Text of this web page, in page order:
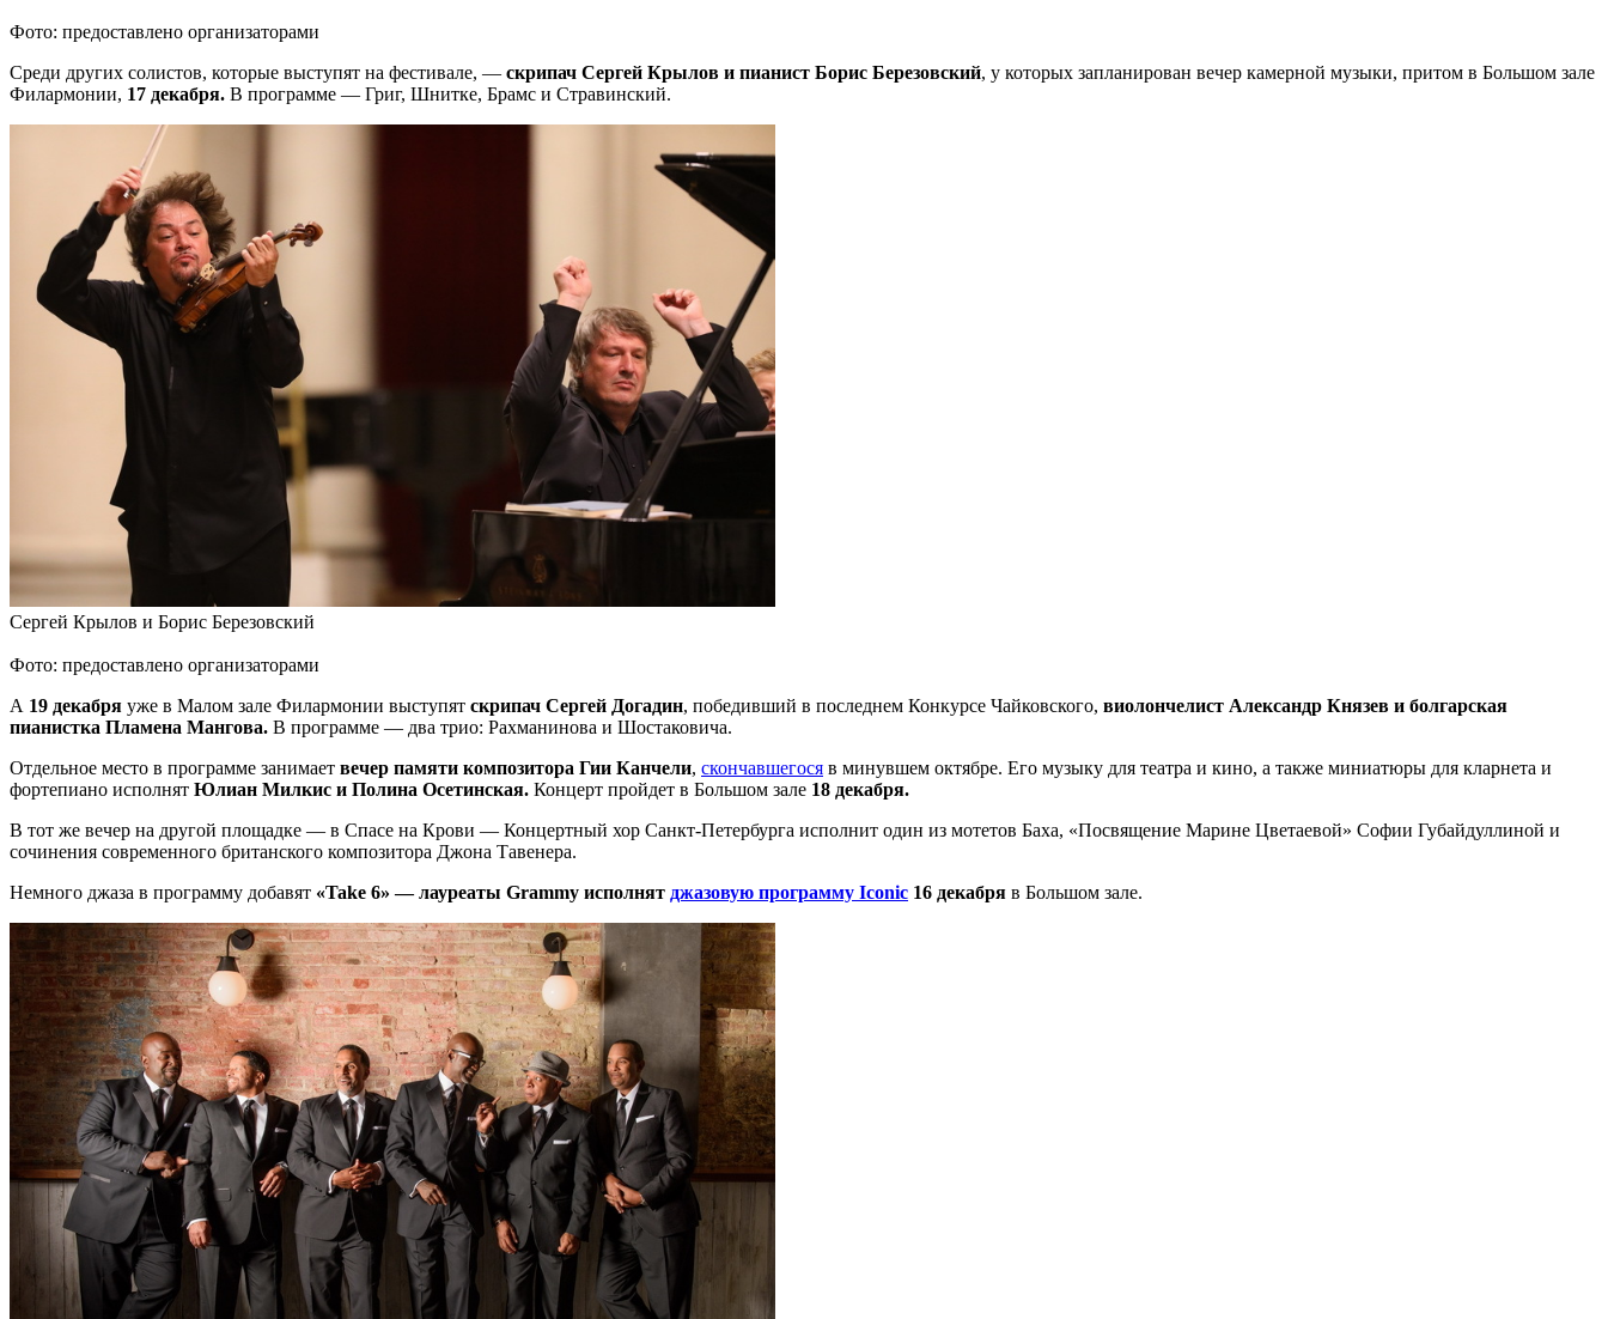
Фото: предоставлено организаторами
Среди других солистов, которые выступят на фестивале, — скрипач Сергей Крылов и пианист Борис Березовский, у которых запланирован вечер камерной музыки, притом в Большом зале
Филармонии, 17 декабря. В программе — Григ, Шнитке, Брамс и Стравинский.
Сергей Крылов и Борис Березовский
Фото: предоставлено организаторами
А 19 декабря уже в Малом зале Филармонии выступят скрипач Сергей Догадин, победивший в последнем Конкурсе Чайковского, виолончелист Александр Князев и болгарская
пианистка Пламена Мангова. В программе — два трио: Рахманинова и Шостаковича.
Отдельное место в программе занимает вечер памяти композитора Гии Канчели, скончавшегося в минувшем октябре. Его музыку для театра и кино, а также миниатюры для кларнета и
фортепиано исполнят Юлиан Милкис и Полина Осетинская. Концерт пройдет в Большом зале 18 декабря.
В тот же вечер на другой площадке — в Спасе на Крови — Концертный хор Санкт-Петербурга исполнит один из мотетов Баха, «Посвящение Марине Цветаевой» Софии Губайдуллиной и
сочинения современного британского композитора Джона Тавенера.
Немного джаза в программу добавят «Take 6» — лауреаты Grammy исполнят джазовую программу Iconic 16 декабря в Большом зале.